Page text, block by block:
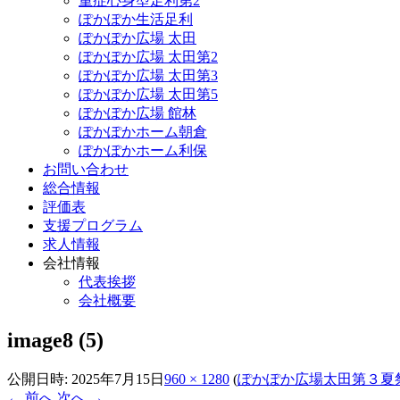
ぽかぽか生活足利
ぽかぽか広場 太田
ぽかぽか広場 太田第2
ぽかぽか広場 太田第3
ぽかぽか広場 太田第5
ぽかぽか広場 館林
ぽかぽかホーム朝倉
ぽかぽかホーム利保
お問い合わせ
総合情報
評価表
支援プログラム
求人情報
会社情報
代表挨拶
会社概要
image8 (5)
公開日時: 2025年7月15日 960 × 1280 (ぽかぽか広場太田第３夏